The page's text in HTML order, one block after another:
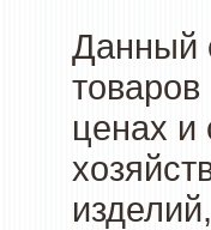
Данный
ценах и